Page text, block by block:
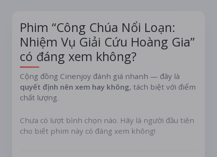
Phim “Công Chúa Nổi Loạn:
Nhiệm Vụ Giải Cứu Hoàng Gia”
có đáng xem không?
Cộng đồng Cinenjoy đánh giá nhanh — đây là
quyết định nên xem hay không, tách biệt với điểm
chất lượng.
Chưa có lượt bình chọn nào. Hãy là người đầu tiên
cho biết phim này có đáng xem không!